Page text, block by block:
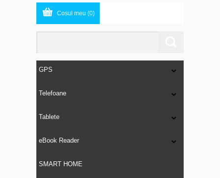
Cosul meu (0)
GPS
Telefoane
Tablete
eBook Reader
SMART HOME